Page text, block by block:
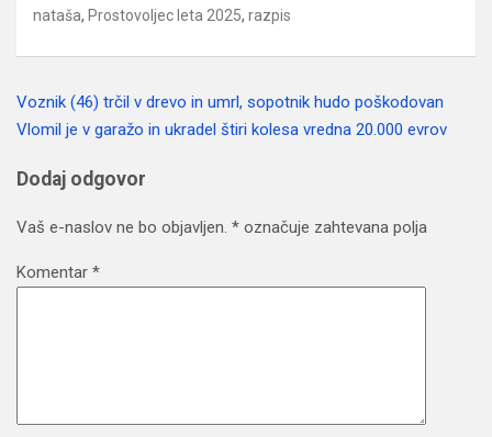
nataša, Prostovoljec leta 2025, razpis
Navigacija
Voznik (46) trčil v drevo in umrl, sopotnik hudo poškodovan
Vlomil je v garažo in ukradel štiri kolesa vredna 20.000 evrov
Dodaj odgovor
Vaš e-naslov ne bo objavljen. * označuje zahtevana polja
Komentar *